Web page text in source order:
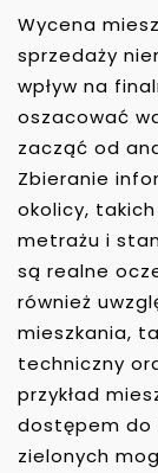
Wycena
sprzedaży
wpływ na
oszacować
zacząć od
Zbieranie
okolicy,
metrażu i
są realne
również
mieszkania,
techniczny
przykład
dostępem do
zielonych